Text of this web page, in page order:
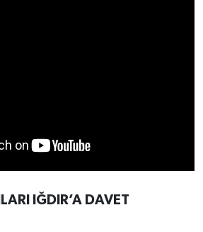
IĞDIR’A DAVET